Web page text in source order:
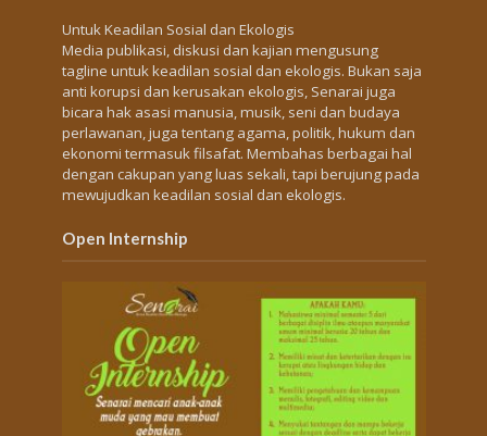
Untuk Keadilan Sosial dan Ekologis
Media publikasi, diskusi dan kajian mengusung
tagline untuk keadilan sosial dan ekologis. Bukan saja
anti korupsi dan kerusakan ekologis, Senarai juga
bicara hak asasi manusia, musik, seni dan budaya
perlawanan, juga tentang agama, politik, hukum dan
ekonomi termasuk filsafat. Membahas berbagai hal
dengan cakupan yang luas sekali, tapi berujung pada
mewujudkan keadilan sosial dan ekologis.
Open Internship